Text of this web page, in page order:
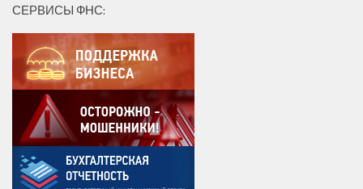
СЕРВИСЫ ФНС: